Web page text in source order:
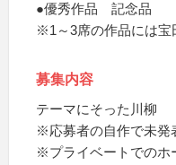
●優秀作品 記念品
※1～3席の作品には宝
募集内容
テーマにそった川柳
※応募者の自作で未発
※プライベートでのホ